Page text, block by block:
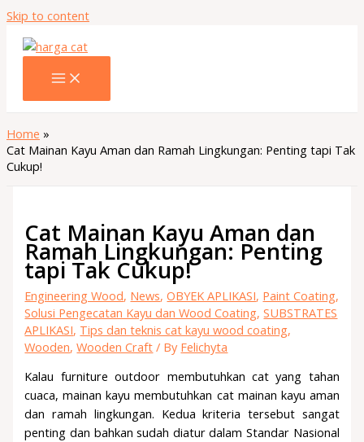
Skip to content
Home
Cat Mainan Kayu Aman dan Ramah Lingkungan: Penting tapi Tak
Cukup!
Cat Mainan Kayu Aman dan
Ramah Lingkungan: Penting
tapi Tak Cukup!
Engineering Wood, News,OBYEK APLIKASI, Paint Coating,
Solusi Pengecatan Kayu dan Wood Coating,SUBSTRATES
APLIKASI, Tips dan teknis cat kayu wood coating,
Wooden,Wooden Craft / By Felichyta
Kalau furniture outdoor membutuhkan cat yang tahan
cuaca, mainan kayu membutuhkan cat mainan kayu aman
dan ramah lingkungan. Kedua kriteria tersebut sangat
penting dan bahkan sudah diatur dalam Standar Nasional